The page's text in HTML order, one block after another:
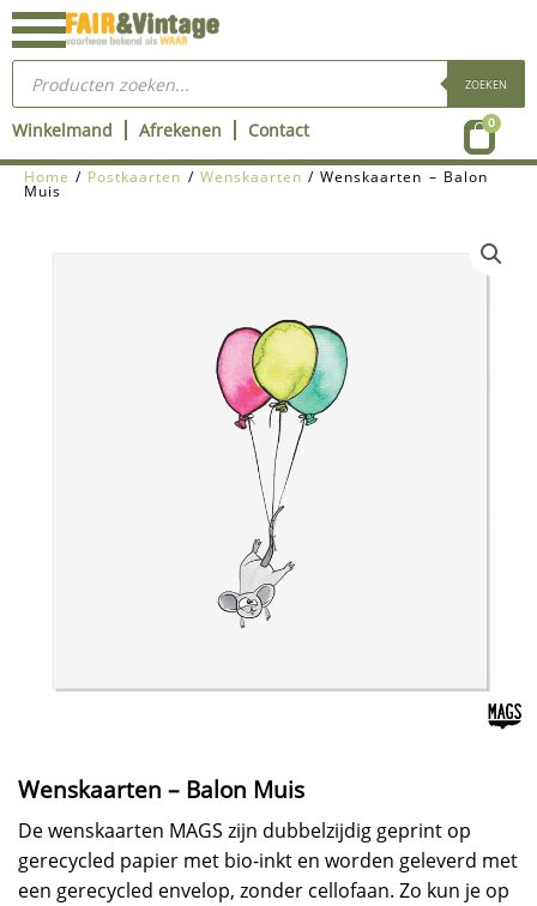
Ga
naar
inhoud
Producten
zoeken ZOEKEN
Winkelmand Afrekenen Contact 0
Home / Postkaarten / Wenskaarten / Wenskaarten – Balon
Muis
Wenskaarten – Balon Muis
De wenskaarten MAGS zijn dubbelzijdig geprint op
gerecycled papier met bio-inkt en worden geleverd met
een gerecycled envelop, zonder cellofaan. Zo kun je op